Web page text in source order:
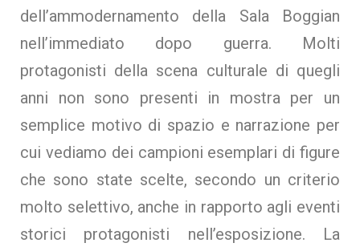
dell’ammodernamento della Sala Boggian
nell’immediato dopo guerra. Molti
protagonisti della scena culturale di quegli
anni non sono presenti in mostra per un
semplice motivo di spazio e narrazione per
cui vediamo dei campioni esemplari di figure
che sono state scelte, secondo un criterio
molto selettivo, anche in rapporto agli eventi
storici protagonisti nell’esposizione. La